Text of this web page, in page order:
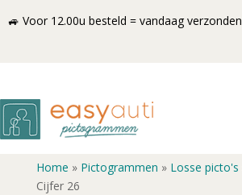
🚙 Voor 12.00u besteld = vandaag verzonden
Home » Pictogrammen » Losse picto's
Cijfer 26